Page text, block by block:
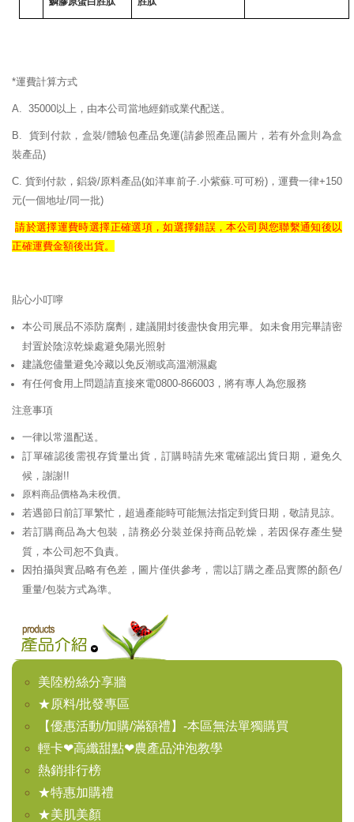
*運費計算方式
A. 35000以上，由本公司當地經銷或業代配送。
B. 貨到付款，盒裝/體驗包產品免運(請參照產品圖片，若有外盒則為盒
裝產品)
C. 貨到付款，鋁袋/原料產品(如洋車前子.小紫蘇.可可粉)，運費一律+150
元(一個地址/同一批)
請於選擇運費時選擇正確選項，如選擇錯誤，本公司與您聯繫通知後以
正確運費金額後出貨。
貼心小叮嚀
本公司展品不添防腐劑，建議開封後盡快食用完畢。如未食用完畢請密
封置於陰涼乾燥處避免陽光照射
建議您儘量避免冷藏以免反潮或高溫潮濕處
有任何食用上問題請直接來電0800-866003，將有專人為您服務
注意事項
一律以常溫配送。
訂單確認後需視存貨量出貨，訂購時請先來電確認出貨日期，避免久
候，謝謝!!
原料商品價格為未稅價。
若遇節日前訂單繁忙，超過產能時可能無法指定到貨日期，敬請見諒。
若訂購商品為大包裝，請務必分裝並保持商品乾燥，若因保存產生變
質，本公司恕不負責。
因拍攝與實品略有色差，圖片僅供參考，需以訂購之產品實際的顏色/
重量/包裝方式為準。
美陸粉絲分享牆
★原料/批發專區
【優惠活動/加購/滿額禮】-本區無法單獨購買
輕卡❤高纖甜點❤農產品沖泡教學
熱銷排行榜
★特惠加購禮
★美肌美顏